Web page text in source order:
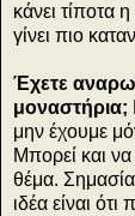
κάνει τίποτα
γίνει πιο
Έχετε
μοναστήρια;
μην έχουμε
Μπορεί και
θέμα.
ιδέα είναι